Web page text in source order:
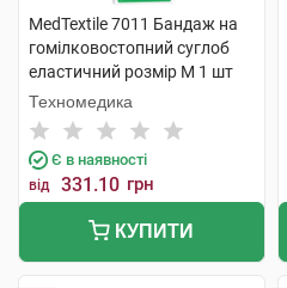
MedTextile 7011 Бандаж на
гомілковостопний суглоб
еластичний розмір M 1 шт
Техномедика
Є в наявності
від 331.10 грн
КУПИТИ